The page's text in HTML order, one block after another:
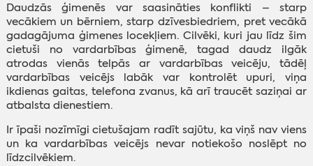
Daudzās ģimenēs var saasināties konflikti – starp
vecākiem un bērniem, starp dzīvesbiedriem, pret vecākā
gadagājuma ģimenes locekļiem. Cilvēki, kuri jau līdz šim
cietuši no vardarbības ģimenē, tagad daudz ilgāk
atrodas vienās telpās ar vardarbības veicēju, tādēļ
vardarbības veicējs labāk var kontrolēt upuri, viņa
ikdienas gaitas, telefona zvanus, kā arī traucēt saziņai ar
atbalsta dienestiem.
Ir īpaši nozīmīgi cietušajam radīt sajūtu, ka viņš nav viens
un ka vardarbības veicējs nevar notiekošo noslēpt no
līdzcilvēkiem.